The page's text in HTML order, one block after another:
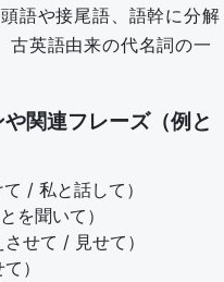
語や接尾語、語幹に分解
古英語由来の代名詞の一
関連フレーズ（例と
/ 私と話して）
を聞いて）
せて / 見せて）
）